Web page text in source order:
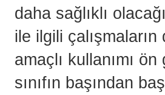
daha sağlıklı
ile ilgili
amaçlı kullanımı
sınıfın başından